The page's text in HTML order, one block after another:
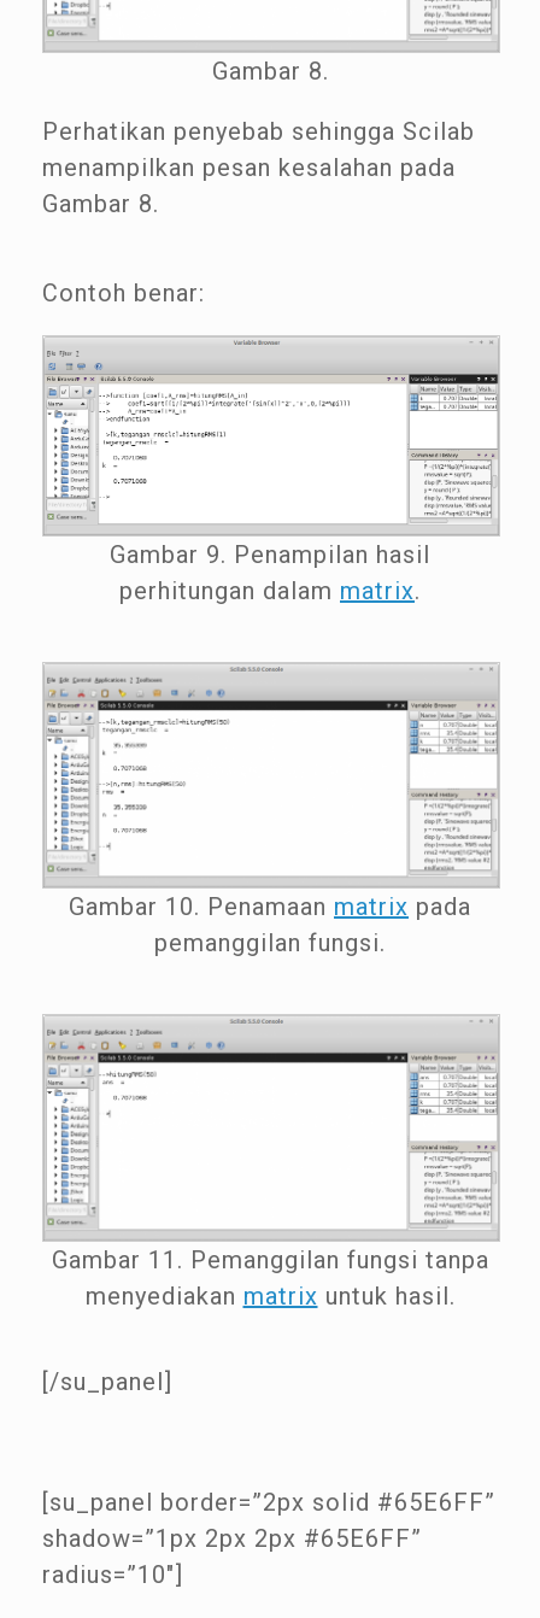
Gambar 8.
Perhatikan penyebab sehingga Scilab
menampilkan pesan kesalahan pada
Gambar 8.
Contoh benar:
Gambar 9. Penampilan hasil
perhitungan dalam matrix.
Gambar 10. Penamaan matrix pada
pemanggilan fungsi.
Gambar 11. Pemanggilan fungsi tanpa
menyediakan matrix untuk hasil.
[/su_panel]
[su_panel border=”2px solid #65E6FF”
shadow=”1px 2px 2px #65E6FF”
radius=”10″]